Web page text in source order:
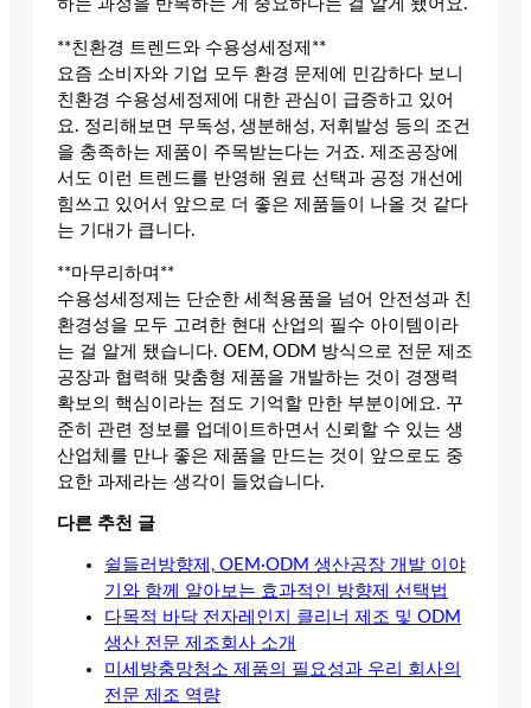
하는 과정을 반복하는 게 중요하다는 걸 알게 됐어요.
**친환경 트렌드와 수용성세정제**
요즘 소비자와 기업 모두 환경 문제에 민감하다 보니
친환경 수용성세정제에 대한 관심이 급증하고 있어
요. 정리해보면 무독성, 생분해성, 저휘발성 등의 조건
을 충족하는 제품이 주목받는다는 거죠. 제조공장에
서도 이런 트렌드를 반영해 원료 선택과 공정 개선에
힘쓰고 있어서 앞으로 더 좋은 제품들이 나올 것 같다
는 기대가 큽니다.
**마무리하며**
수용성세정제는 단순한 세척용품을 넘어 안전성과 친
환경성을 모두 고려한 현대 산업의 필수 아이템이라
는 걸 알게 됐습니다. OEM, ODM 방식으로 전문 제조
공장과 협력해 맞춤형 제품을 개발하는 것이 경쟁력
확보의 핵심이라는 점도 기억할 만한 부분이에요. 꾸
준히 관련 정보를 업데이트하면서 신뢰할 수 있는 생
산업체를 만나 좋은 제품을 만드는 것이 앞으로도 중
요한 과제라는 생각이 들었습니다.
다른 추천 글
쉴들러방향제, OEM·ODM 생산공장 개발 이야
기와 함께 알아보는 효과적인 방향제 선택법
다목적 바닥 전자레인지 클리너 제조 및 ODM
생산 전문 제조회사 소개
미세방충망청소 제품의 필요성과 우리 회사의
전문 제조 역량